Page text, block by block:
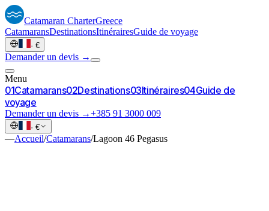
Catamaran CharterGreece
CatamaransDestinationsItinérairesGuide de voyage
· €
Demander un devis →
Menu
01Catamarans02Destinations03Itinéraires04Guide de
voyage
Demander un devis →+385 91 3000 009
· €
—Accueil/Catamarans/Lagoon 46 Pegasus